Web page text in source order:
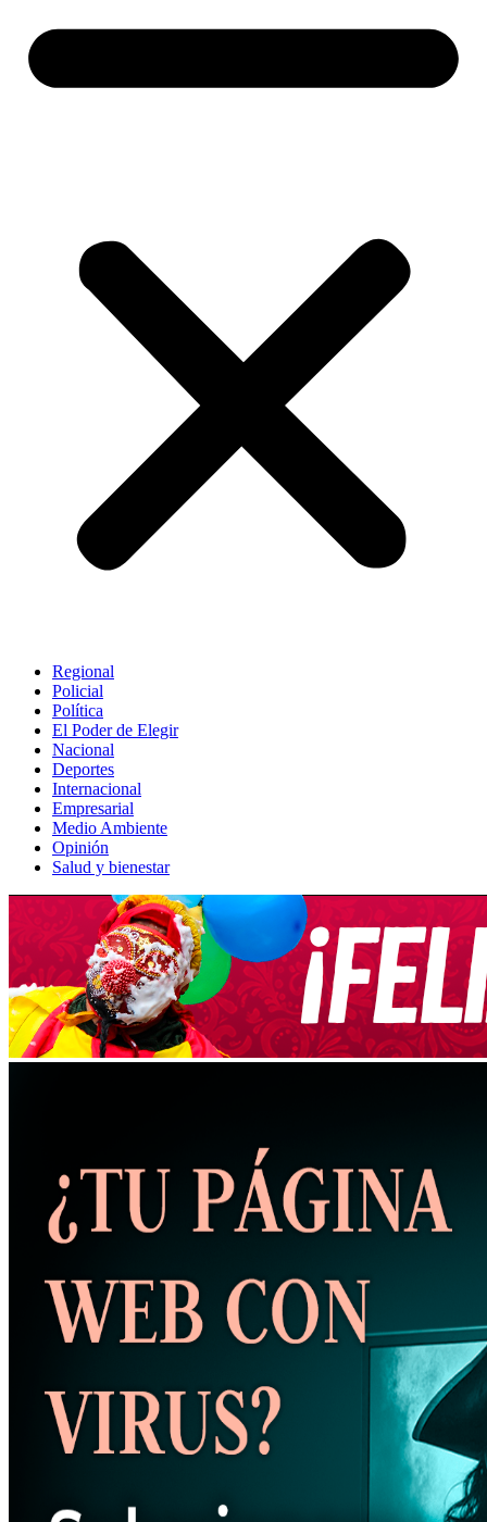
Regional
Policial
Política
El Poder de Elegir
Nacional
Deportes
Internacional
Empresarial
Medio Ambiente
Opinión
Salud y bienestar